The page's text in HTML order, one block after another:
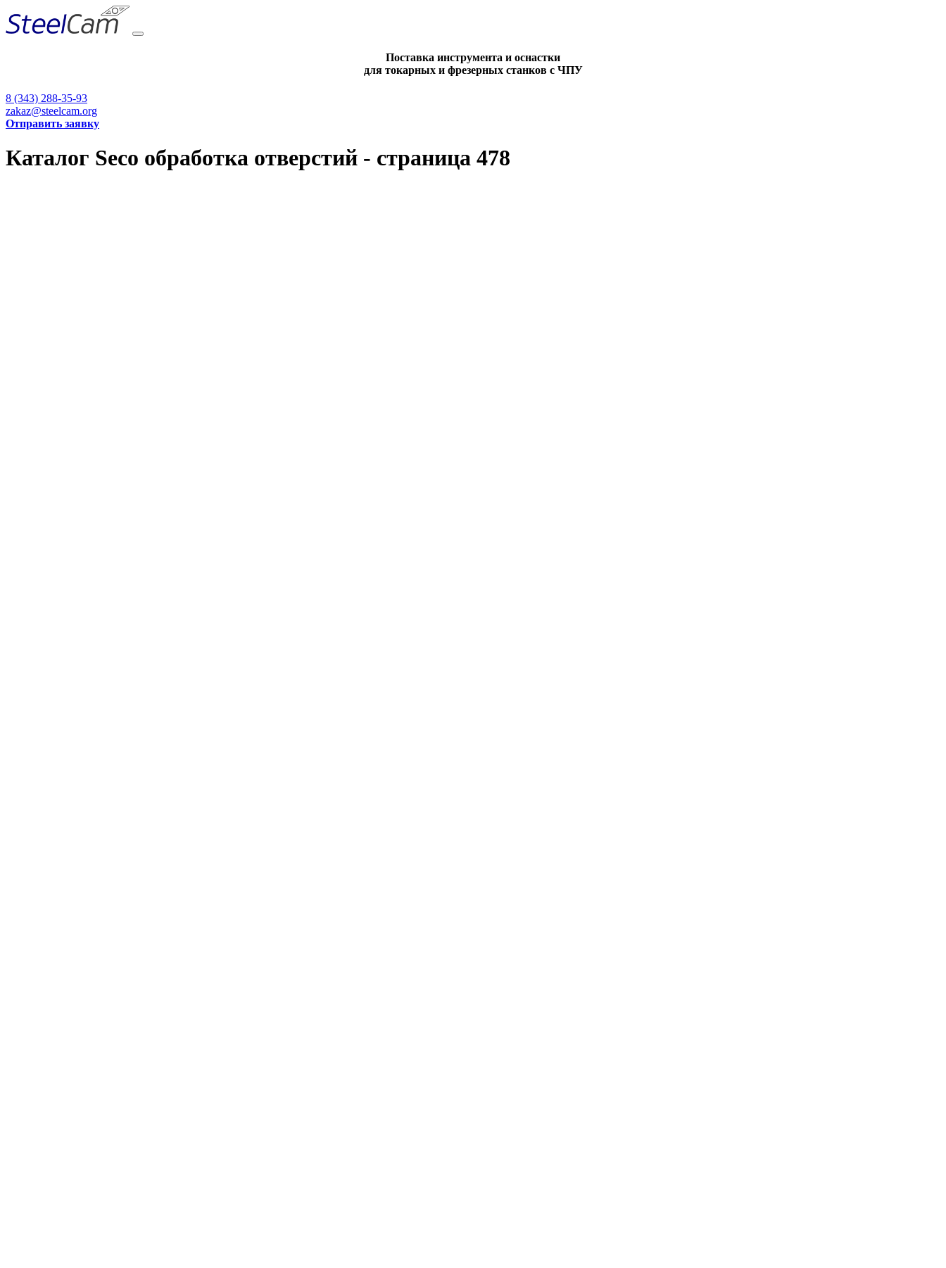
Поставка инструмента и оснастки
для токарных и фрезерных станков с ЧПУ
8 (343) 288-35-93
zakaz@steelcam.org
Отправить заявку
Каталог Seco обработка отверстий - страница 478